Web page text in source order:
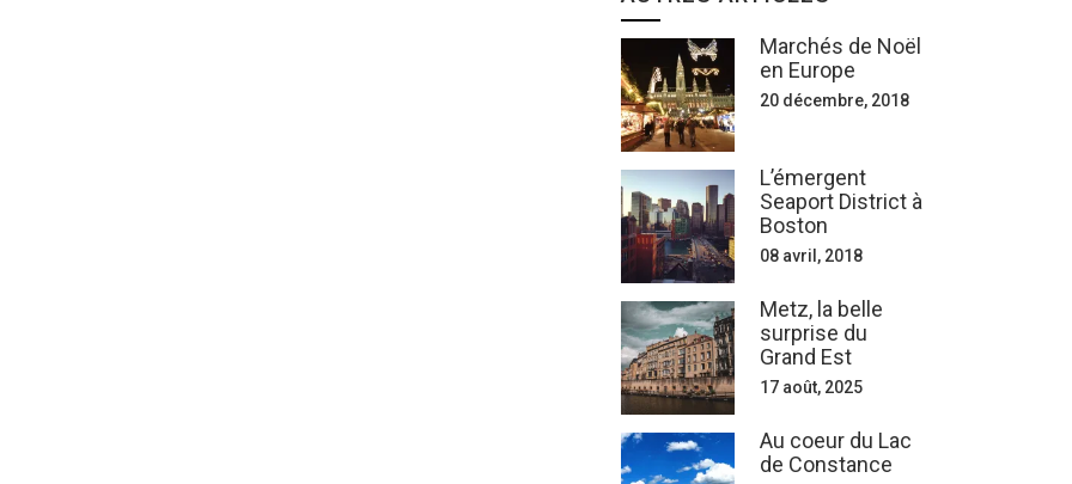
Marchés de Noël
en Europe
20 décembre, 2018
L’émergent
Seaport District à
Boston
08 avril, 2018
Metz, la belle
surprise du
Grand Est
17 août, 2025
Au coeur du Lac
de Constance